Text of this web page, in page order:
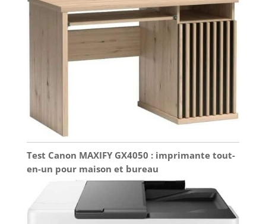
Test Canon MAXIFY GX4050 : imprimante tout-
en-un pour maison et bureau